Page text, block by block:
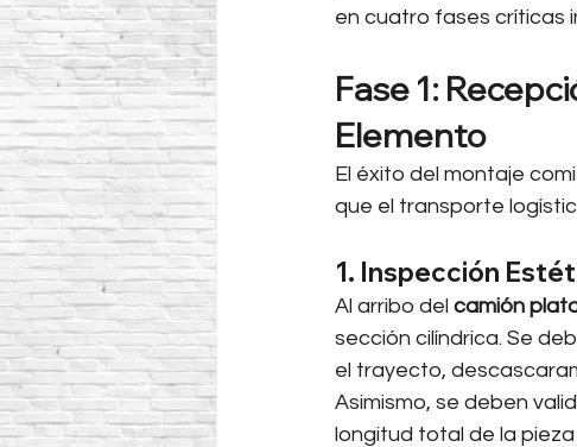
en cuatro fases críticas
Fase 1:
Elemento
El éxito del montaje
que el transporte
1. Inspección
Al arribo del camión
sección cilíndrica. Se
el trayecto,
Asimismo, se deben
longitud total de la